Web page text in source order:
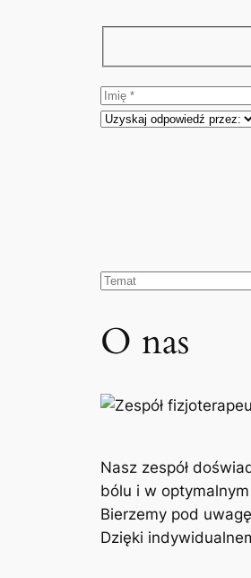
O nas
Nasz zespół
bólu i w
Bierzemy pod
Dzięki